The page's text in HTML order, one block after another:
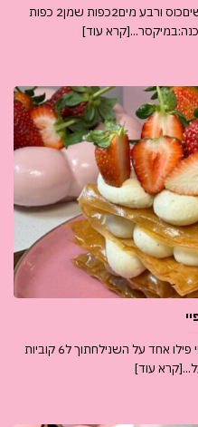
מצרכים:500 גר קמח1 כף שמרים יבשיםכוס ורבע מים2כפות שמן2 כפות
עוד]
מתכון :לחמאה עם חמאה מומסת 3 דפי פילו אחד על השנילחתוך ל6 קוביות
עוד]